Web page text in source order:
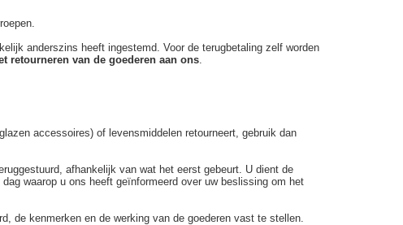
anderszins heeft ingestemd. Voor de terugbetaling zelf worden
retourneren van de goederen aan ons.
accessoires) of levensmiddelen retourneert, gebruik dan
afhankelijk van wat het eerst gebeurt. U dient de
waarop u ons heeft geïnformeerd over uw beslissing om het
de kenmerken en de werking van de goederen vast te stellen.